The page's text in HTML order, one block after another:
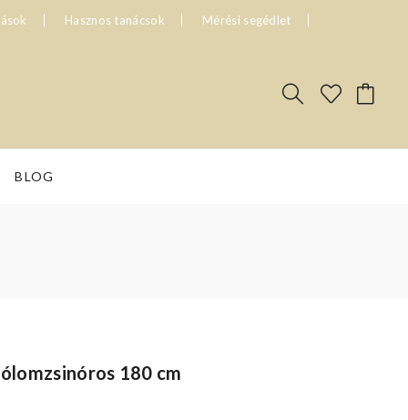
Hasznos tanácsok Mérési segédlet
BLOG
180 cm